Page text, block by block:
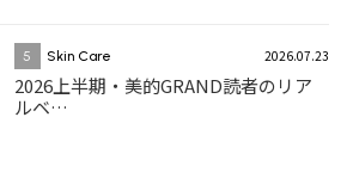
5 Skin Care 2026.07.23
2026上半期・美的GRAND読者のリア
ルベ…